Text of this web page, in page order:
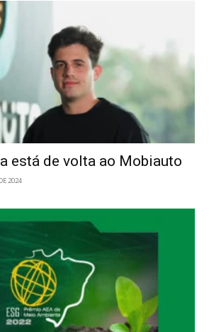
está de volta ao Mobiauto
2024